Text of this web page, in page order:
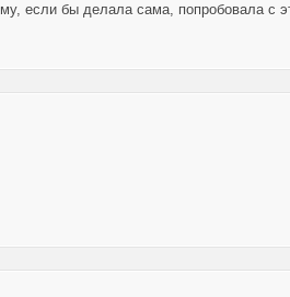
если бы делала сама, попробовала с